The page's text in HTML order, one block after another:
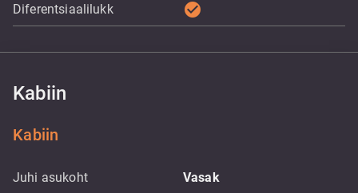
Diferentsiaalilukk check_circle
Kabiin
Kabiin
Juhi asukoht Vasak